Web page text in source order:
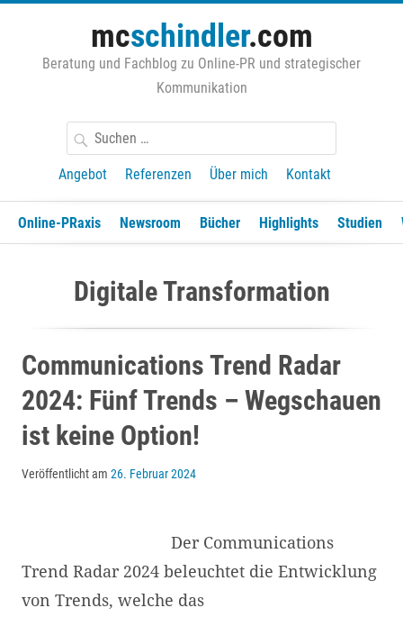
springen
mcschindler.com
Beratung und Fachblog zu Online-PR und strategischer
Kommunikation
Suchen
nach:
Angebot
Referenzen Über mich Kontakt
Online-PRaxis Newsroom Bücher Highlights Studien
Digitale Transformation
Communications Trend Radar
2024: Fünf Trends – Wegschauen
ist keine Option!
Veröffentlicht am 26. Februar 2024
Der Communications
Trend Radar 2024 beleuchtet die Entwicklung
von Trends, welche das